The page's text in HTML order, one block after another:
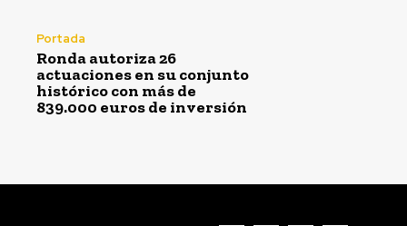
Portada
Ronda autoriza 26
actuaciones en su conjunto
histórico con más de
839.000 euros de inversión